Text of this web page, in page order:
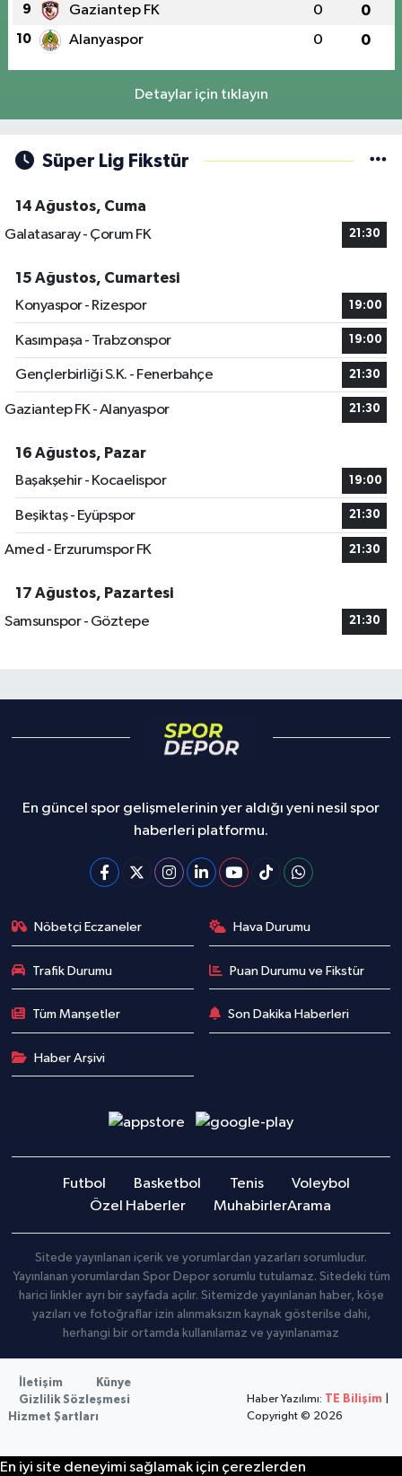
9 Gaziantep FK 0 0
10 Alanyaspor 0 0
Detaylar için tıklayın
Süper Lig Fikstür
14 Ağustos, Cuma
Galatasaray - Çorum FK
21:30
15 Ağustos, Cumartesi
Konyaspor - Rizespor
19:00
Kasımpaşa - Trabzonspor 19:00
Gençlerbirliği S.K. - Fenerbahçe 21:30
Gaziantep FK - Alanyaspor 21:30
16 Ağustos, Pazar
Başakşehir - Kocaelispor
19:00
Beşiktaş - Eyüpspor 21:30
Amed - Erzurumspor FK 21:30
17 Ağustos, Pazartesi
Samsunspor - Göztepe
21:30
En güncel spor gelişmelerinin yer aldığı yeni nesil spor
haberleri platformu.
Nöbetçi Eczaneler Hava Durumu
Trafik Durumu Puan Durumu ve Fikstür
Tüm Manşetler Son Dakika Haberleri
Haber Arşivi
Futbol Basketbol Tenis
Voleybol
Özel Haberler
MuhabirlerArama
Sitede yayınlanan içerik ve yorumlardan yazarları sorumludur.
Yayınlanan yorumlardan Spor Depor sorumlu tutulamaz. Sitedeki tüm
harici linkler ayrı bir sayfada açılır. Sitemizde yayınlanan haber, köşe
yazıları ve fotoğraflar izin alınmaksızın kaynak gösterilse dahi,
herhangi bir ortamda kullanılamaz ve yayınlanamaz
İletişim
Künye
Gizlilik Sözleşmesi
Hizmet Şartları
Haber Yazılımı: TE Bilişim
Copyright © 2026
En iyi site deneyimi sağlamak için çerezlerden